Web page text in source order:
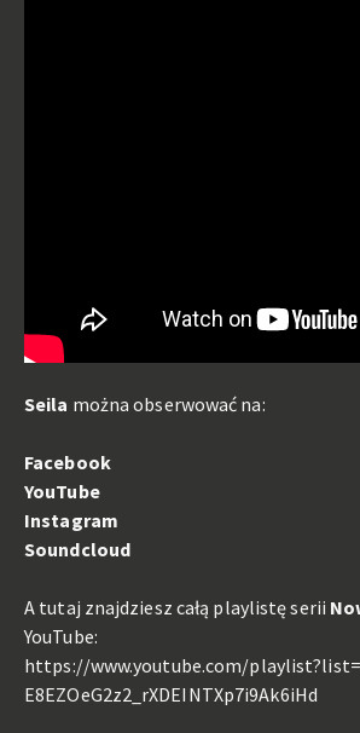
Seila można obserwować na:
Facebook
YouTube
Instagram
Soundcloud
A tutaj znajdziesz całą playlistę serii
YouTube:
https://www.youtube.com/
E8EZOeG2z2_rXDEINTXp7i9Ak6iHd